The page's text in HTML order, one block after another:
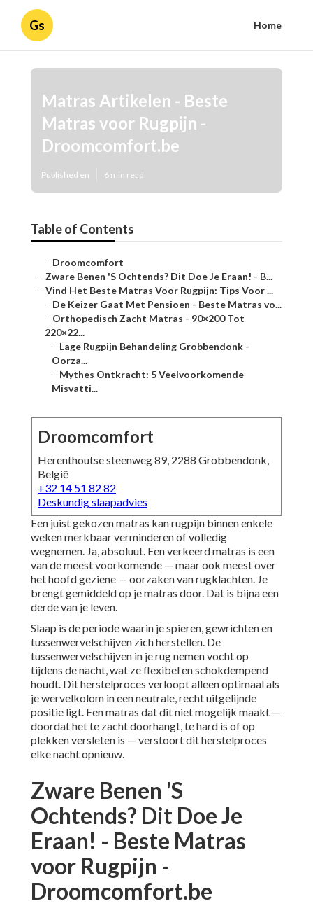
Gs Home
Matras Artikelen - Beste
Matras voor Rugpijn -
Droomcomfort.be
Published en 6 min read
Table of Contents
– Droomcomfort
– Zware Benen 'S Ochtends? Dit Doe Je Eraan! - B...
– Vind Het Beste Matras Voor Rugpijn: Tips Voor ...
– De Keizer Gaat Met Pensioen - Beste Matras vo...
– Orthopedisch Zacht Matras - 90×200 Tot
220×22...
– Lage Rugpijn Behandeling Grobbendonk -
Oorza...
– Mythes Ontkracht: 5 Veelvoorkomende
Misvatti...
Droomcomfort
Herenthoutse steenweg 89, 2288 Grobbendonk,
België
+32 14 51 82 82
Deskundig slaapadvies
Een juist gekozen matras kan rugpijn binnen enkele
weken merkbaar verminderen of volledig
wegnemen. Ja, absoluut. Een verkeerd matras is een
van de meest voorkomende — maar ook meest over
het hoofd geziene — oorzaken van rugklachten. Je
brengt gemiddeld op je matras door. Dat is bijna een
derde van je leven.
Slaap is de periode waarin je spieren, gewrichten en
tussenwervelschijven zich herstellen. De
tussenwervelschijven in je rug nemen vocht op
tijdens de nacht, wat ze flexibel en schokdempend
houdt. Dit herstelproces verloopt alleen optimaal als
je wervelkolom in een neutrale, recht uitgelijnde
positie ligt. Een matras dat dit niet mogelijk maakt —
doordat het te zacht doorhangt, te hard is of op
plekken versleten is — verstoort dit herstelproces
elke nacht opnieuw.
Zware Benen 'S
Ochtends? Dit Doe Je
Eraan! - Beste Matras
voor Rugpijn -
Droomcomfort.be